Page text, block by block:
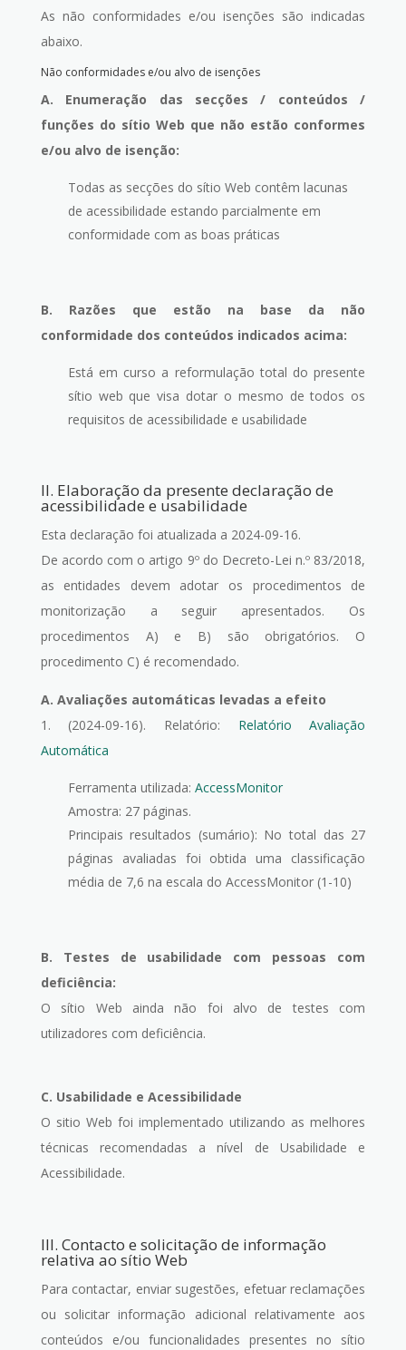
As não conformidades e/ou isenções são indicadas
abaixo.
Não conformidades e/ou alvo de isenções
A. Enumeração das secções / conteúdos /
funções do sítio Web que não estão conformes
e/ou alvo de isenção:
Todas as secções do sítio Web contêm lacunas
de acessibilidade estando parcialmente em
conformidade com as boas práticas
B. Razões que estão na base da não
conformidade dos conteúdos indicados acima:
Está em curso a reformulação total do presente
sítio web que visa dotar o mesmo de todos os
requisitos de acessibilidade e usabilidade
II. Elaboração da presente declaração de
acessibilidade e usabilidade
Esta declaração foi atualizada a 2024-09-16.
De acordo com o artigo 9º do Decreto-Lei n.º 83/2018,
as entidades devem adotar os procedimentos de
monitorização a seguir apresentados. Os
procedimentos A) e B) são obrigatórios. O
procedimento C) é recomendado.
A. Avaliações automáticas levadas a efeito
1. (2024-09-16). Relatório: Relatório Avaliação
Automática
Ferramenta utilizada: AccessMonitor
Amostra: 27 páginas.
Principais resultados (sumário): No total das 27
páginas avaliadas foi obtida uma classificação
média de 7,6 na escala do AccessMonitor (1-10)
B. Testes de usabilidade com pessoas com
deficiência:
O sítio Web ainda não foi alvo de testes com
utilizadores com deficiência.
C. Usabilidade e Acessibilidade
O sitio Web foi implementado utilizando as melhores
técnicas recomendadas a nível de Usabilidade e
Acessibilidade.
III. Contacto e solicitação de informação
relativa ao sítio Web
Para contactar, enviar sugestões, efetuar reclamações
ou solicitar informação adicional relativamente aos
conteúdos e/ou funcionalidades presentes no sítio